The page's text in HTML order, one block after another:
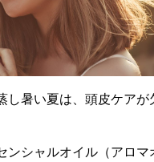
し暑い夏は、頭皮ケアが
ンシャルオイル（アロマ